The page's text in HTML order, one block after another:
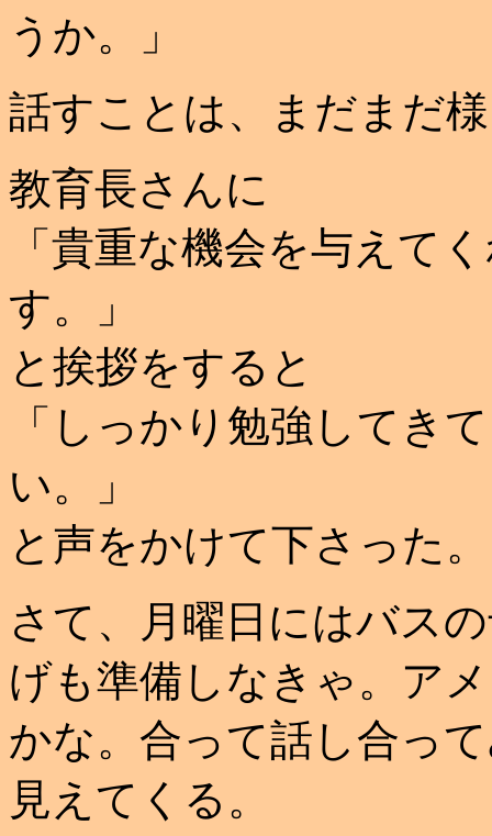
うか。」
話すことは、まだまだ
教育長さんに
「貴重な機会を与えて
す。」
と挨拶をすると
「しっかり勉強してき
い。」
と声をかけて下さった。
さて、月曜日にはバス
げも準備しなきゃ。ア
かな。合って話し合っ
見えてくる。